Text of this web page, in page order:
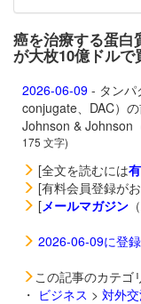
癌を治療する蛋
が大枚10億ドルで
2026-06-09 - タンパ
conjugate、DAC）
Johnson & Johnson
175 文字)
[全文を読むには
[有料会員登録が
[メールマガジン
2026-06-09に登
この記事のカテゴ
・ ビジネス > 対外